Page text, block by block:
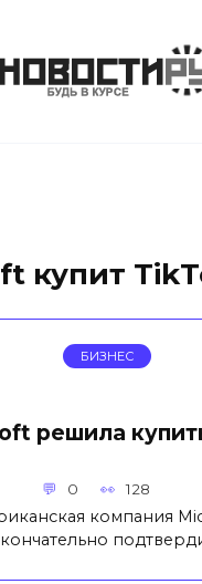
купит
БИЗНЕС
решила
0 128
компания